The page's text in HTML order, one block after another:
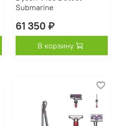
Submarine
61 350 ₽
В корзину